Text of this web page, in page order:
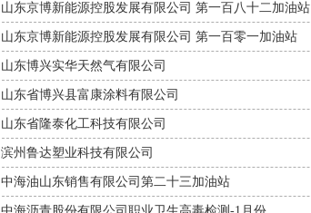
山东京博新能源控股发展有限公司 第一百八十二加油站
山东京博新能源控股发展有限公司 第一百零一加油站
山东博兴实华天然气有限公司
山东省博兴县富康涂料有限公司
山东省隆泰化工科技有限公司
滨州鲁达塑业科技有限公司
中海油山东销售有限公司第二十三加油站